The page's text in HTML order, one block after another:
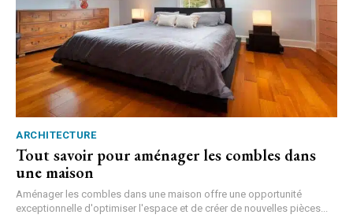
ARCHITECTURE
Tout savoir pour aménager les combles dans
une maison
Aménager les combles dans une maison offre une opportunité
exceptionnelle d'optimiser l'espace et de créer de nouvelles pièces...